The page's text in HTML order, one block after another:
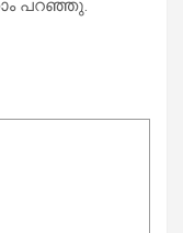
പറഞ്ഞു.